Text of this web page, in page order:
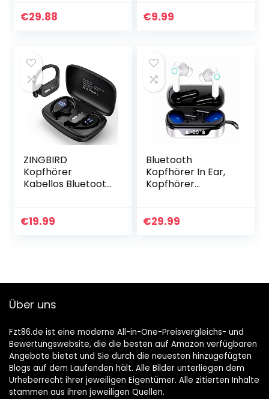
Bluetooth-
C…
€29.88
5.0 Kopfhörer
€9.99
ZINGBIRD
Kopfhörer
Kabellos Bluetooth
Kopfhörer
€19.99
Bluetooth
Kopfhörer In Ear,
Kopfhörer
100H Spielzeit
€29.99
Über uns
Fzt86.de ist eine moderne All-in-One-Preisvergleichs- und
Bewertungswebsite, die die besten auf Amazon verfügbaren
Angebote bietet und Sie durch die neuesten hinzugefügten
Blogs auf dem Laufenden hält. Alle Bilder unterliegen dem
Urheberrecht ihrer jeweiligen Eigentümer. Alle zitierten Inhalte
stammen aus ihren jeweiligen Quellen.